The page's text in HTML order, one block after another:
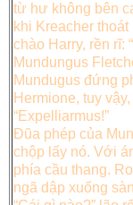
từ hư không bên
khi Kreacher
chào Harry, rền rĩ:
Mundungus
Mundugus đứng
Hermione, tuy
“Expelliarmus!”
Đũa phép của
chộp lấy nó. Với
phía cầu thang.
ngã dập xuống